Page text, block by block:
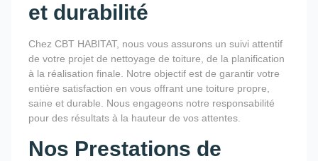
et durabilité
Chez CBT HABITAT, nous vous assurons un suivi attentif
de votre projet de nettoyage de toiture, de la planification
à la réalisation finale. Notre objectif est de garantir votre
entière satisfaction en vous offrant une toiture propre,
saine et durable. Nous engageons notre responsabilité
pour des résultats à la hauteur de vos attentes.
Nos Prestations de